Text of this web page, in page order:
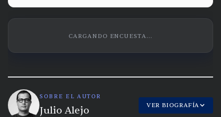
CARGANDO ENCUESTA...
SOBRE EL AUTOR
Julio Alejo VER BIOGRAFÍA